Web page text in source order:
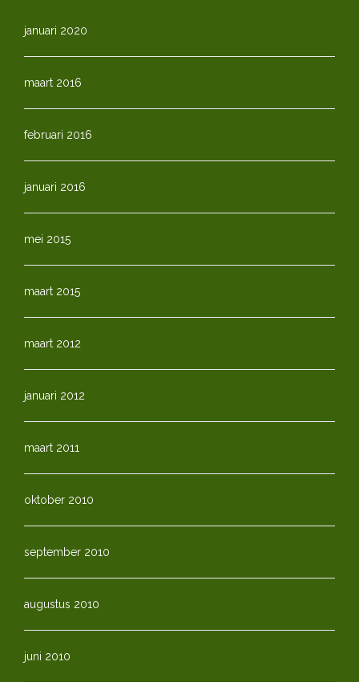
januari 2020
maart 2016
februari 2016
januari 2016
mei 2015
maart 2015
maart 2012
januari 2012
maart 2011
oktober 2010
september 2010
augustus 2010
juni 2010